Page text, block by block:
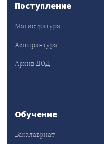
Поступление
Магистратура
Аспирантура
Архив ДОД
Обучение
Бакалавриат